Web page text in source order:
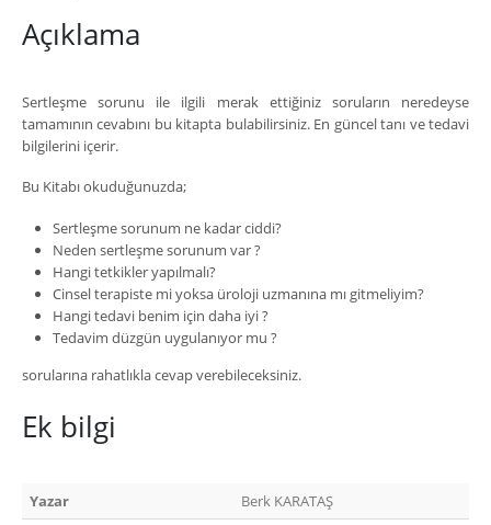
Açıklama
Sertleşme sorunu ile ilgili merak ettiğiniz soruların neredeyse
tamamının cevabını bu kitapta bulabilirsiniz. En güncel tanı ve tedavi
bilgilerini içerir.
Bu Kitabı okuduğunuzda;
Sertleşme sorunum ne kadar ciddi?
Neden sertleşme sorunum var ?
Hangi tetkikler yapılmalı?
Cinsel terapiste mi yoksa üroloji uzmanına mı gitmeliyim?
Hangi tedavi benim için daha iyi ?
Tedavim düzgün uygulanıyor mu ?
sorularına rahatlıkla cevap verebileceksiniz.
Ek bilgi
Yazar
Berk KARATAŞ